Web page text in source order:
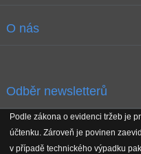
Obchodní podmínky
Reklamační řád
O nás
Koho podporujeme
Odběr newsletterů
Podle zákona o evidenci tržeb je
účtenku. Zároveň je povinen
v případě technického výpadku